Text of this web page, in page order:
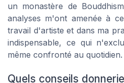
un monastère de
analyses m'ont amenée à
travail d'artiste et dans ma
indispensable, ce qui
même confronté au quotidien.
Quels conseils